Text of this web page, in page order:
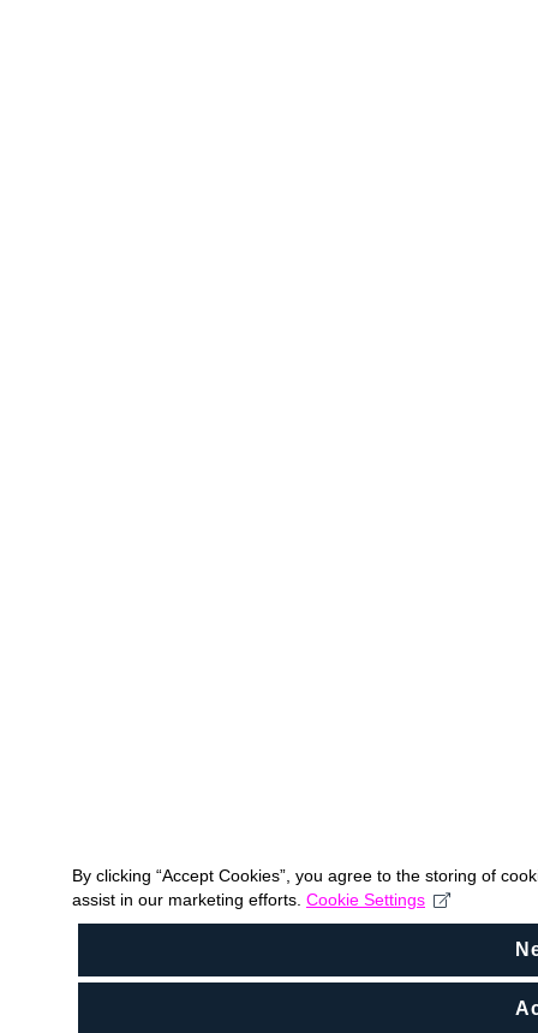
By clicking “Accept Cookies”, you agree to the storing of
assist in our marketing efforts. Cookie Settings